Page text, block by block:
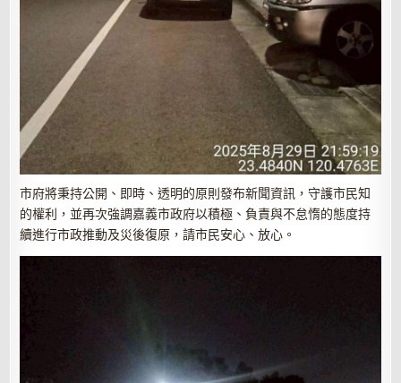
市府將秉持公開、即時、透明的原則發布新聞資訊，守護市民知
的權利，並再次強調嘉義市政府以積極、負責與不怠惰的態度持
續進行市政推動及災後復原，請市民安心、放心。